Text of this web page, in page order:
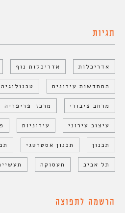
תגיות
אדריכלות אדריכלות נוף
התחדשות עירונית טכנולוגיה
מרחב ציבורי מרכז-פריפריה
עיצוב עירוני עירוניות
תכנון תכנון אסטרטגי
תל אביב תעסוקה
הרשמה לתפוצה